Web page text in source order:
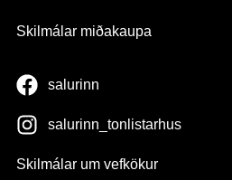
Skilmálar miðakaupa
salurinn
salurinn_tonlistarhus
Skilmálar um vefkökur